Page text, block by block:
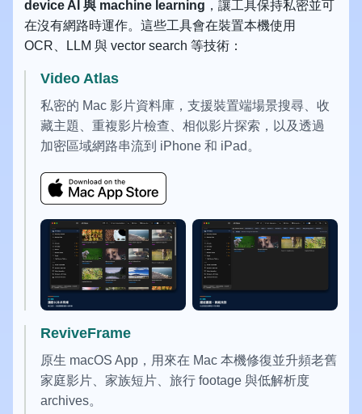
device AI 與 machine learning ，讓工具保持私密並可
在沒有網路時運作。這些工具會在裝置本機使用
OCR、LLM 與 vector search 等技術：
Video Atlas
私密的 Mac 影片資料庫，支援裝置端場景搜尋、收
藏主題、重複影片檢查、相似影片探索，以及透過
加密區域網路串流到 iPhone 和 iPad。
ReviveFrame
原生 macOS App，用來在 Mac 本機修復並升頻老舊
家庭影片、家族短片、旅行 footage 與低解析度
archives。